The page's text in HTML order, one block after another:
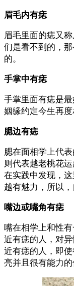
眉毛内有痣
眉毛里面的痣又
们是看不到的，
的。
手掌中有痣
手掌里面有痣是
姻缘约定今生再
腮边有痣
腮在面相学上代
则代表越老桃花
在实践中发现，
越有魅力，所以，
嘴边或嘴角有痣
嘴在相学上和性
近有痣的人，对
近有痣的人，即
亮并且很有能力